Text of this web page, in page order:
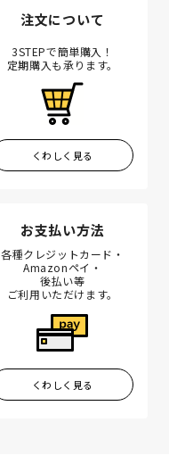
注文について
3STEPで簡単購入！
定期購入も承ります。
くわしく見る
お支払い方法
各種クレジットカード・
Amazonペイ・
後払い等
ご利用いただけます。
くわしく見る